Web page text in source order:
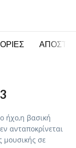
ήχο,η βασική
ανταποκρίνεται
μουσικής σε